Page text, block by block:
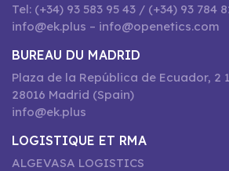
Tel: (+34) 93 583 95 43 / (+34) 93 784
info@ek.plus – info@openetics.com
BUREAU DU MADRID
Plaza de la República de Ecuador, 2
28016 Madrid (Spain)
info@ek.plus
LOGISTIQUE ET RMA
ALGEVASA LOGISTICS